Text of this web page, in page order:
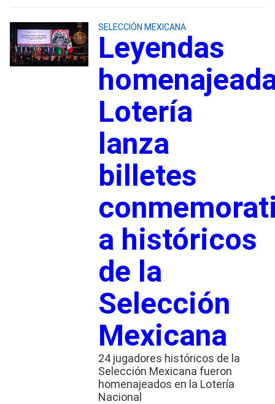
SELECCIÓN MEXICANA
Leyendas
Lotería
lanza
billetes
a históricos
de la
Selección
Mexicana
24 jugadores históricos de la
Selección Mexicana fueron
homenajeados en la Lotería
Nacional